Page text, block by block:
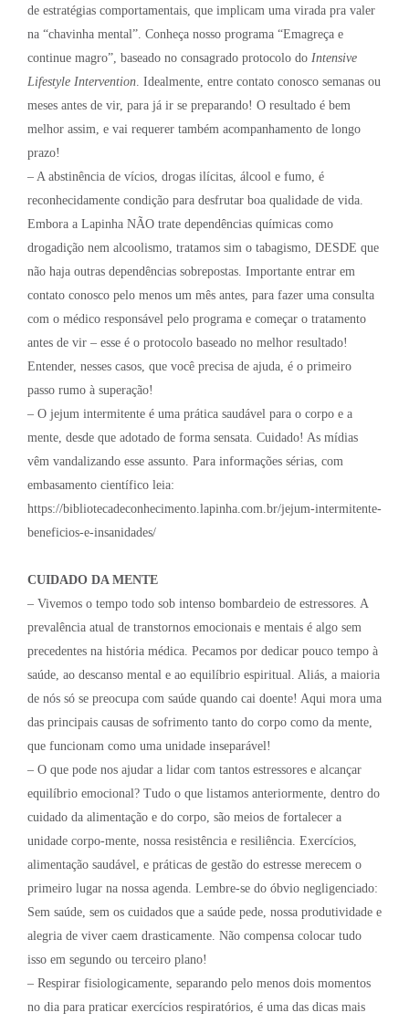
de estratégias comportamentais, que implicam uma virada pra valer
na “chavinha mental”. Conheça nosso programa “Emagreça e
continue magro”, baseado no consagrado protocolo do Intensive
Lifestyle Intervention. Idealmente, entre contato conosco semanas ou
meses antes de vir, para já ir se preparando! O resultado é bem
melhor assim, e vai requerer também acompanhamento de longo
prazo!
– A abstinência de vícios, drogas ilícitas, álcool e fumo, é
reconhecidamente condição para desfrutar boa qualidade de vida.
Embora a Lapinha NÃO trate dependências químicas como
drogadição nem alcoolismo, tratamos sim o tabagismo, DESDE que
não haja outras dependências sobrepostas. Importante entrar em
contato conosco pelo menos um mês antes, para fazer uma consulta
com o médico responsável pelo programa e começar o tratamento
antes de vir – esse é o protocolo baseado no melhor resultado!
Entender, nesses casos, que você precisa de ajuda, é o primeiro
passo rumo à superação!
– O jejum intermitente é uma prática saudável para o corpo e a
mente, desde que adotado de forma sensata. Cuidado! As mídias
vêm vandalizando esse assunto. Para informações sérias, com
embasamento científico leia:
https://bibliotecadeconhecimento.lapinha.com.br/jejum-intermitente-
beneficios-e-insanidades/
CUIDADO DA MENTE
– Vivemos o tempo todo sob intenso bombardeio de estressores. A
prevalência atual de transtornos emocionais e mentais é algo sem
precedentes na história médica. Pecamos por dedicar pouco tempo à
saúde, ao descanso mental e ao equilíbrio espiritual. Aliás, a maioria
de nós só se preocupa com saúde quando cai doente! Aqui mora uma
das principais causas de sofrimento tanto do corpo como da mente,
que funcionam como uma unidade inseparável!
– O que pode nos ajudar a lidar com tantos estressores e alcançar
equilíbrio emocional? Tudo o que listamos anteriormente, dentro do
cuidado da alimentação e do corpo, são meios de fortalecer a
unidade corpo-mente, nossa resistência e resiliência. Exercícios,
alimentação saudável, e práticas de gestão do estresse merecem o
primeiro lugar na nossa agenda. Lembre-se do óbvio negligenciado:
Sem saúde, sem os cuidados que a saúde pede, nossa produtividade e
alegria de viver caem drasticamente. Não compensa colocar tudo
isso em segundo ou terceiro plano!
– Respirar fisiologicamente, separando pelo menos dois momentos
no dia para praticar exercícios respiratórios, é uma das dicas mais